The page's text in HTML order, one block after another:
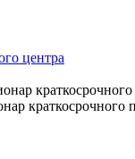
центра
краткосрочного